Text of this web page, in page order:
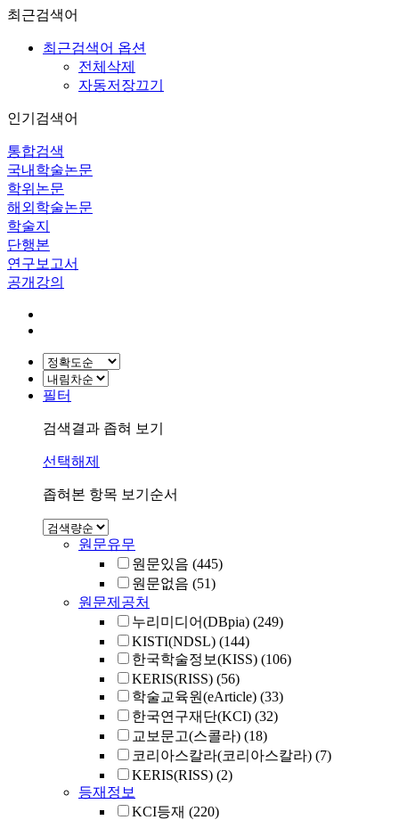
최근검색어
최근검색어 옵션
전체삭제
자동저장끄기
인기검색어
통합검색
국내학술논문
학위논문
해외학술논문
학술지
단행본
연구보고서
공개강의
필터
검색결과 좁혀 보기
선택해제
좁혀본 항목 보기순서
원문유무
원문있음 (445)
원문없음 (51)
원문제공처
누리미디어(DBpia) (249)
KISTI(NDSL) (144)
한국학술정보(KISS) (106)
KERIS(RISS) (56)
학술교육원(eArticle) (33)
한국연구재단(KCI) (32)
교보문고(스콜라) (18)
코리아스칼라(코리아스칼라) (7)
KERIS(RISS) (2)
등재정보
KCI등재 (220)